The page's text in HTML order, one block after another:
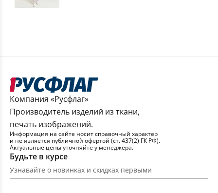
Компания «Русфлаг»
Производитель изделий из ткани,
печать изображений.
Информация на сайте носит справочный характер
и не является публичной офертой (ст. 437(2) ГК РФ).
Актуальные цены уточняйте у менеджера.
Будьте в курсе
Узнавайте о новинках и скидках первыми